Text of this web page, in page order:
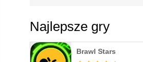
Najlepsze gry
Brawl Stars